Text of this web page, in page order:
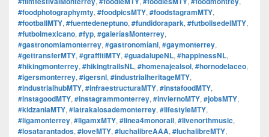
#foodphotographymty, #foodpicsMTY, #foodstagramMTY,
#footballMTY, #fuentedeneptuno, #fundidorapark, #futbolisedelMTY,
#futbolmexicano, #fyp, #galeríasMonterrey,
#gastronomiamonterrey, #gastronomíanl, #gaymonterrey,
#gettransferMTY, #graffitiMTY, #guadalupeNL, #happinessNL,
#hikingmonterrey, #hikingtrailsNL, #homenajealsol, #hornodelaceo,
#igersmonterrey, #igersnl, #industrialheritageMTY,
#industrialhubMTY, #infraestructuraMTY, #instafoodMTY,
#instagoodMTY, #instagrammonterrey, #inviernoMTY, #jobsMTY,
#kidzaniaMTY, #latrakalosademonterrey, #lifestyleMTY,
#ligamonterrey, #ligamxMTY, #linea4monorail, #livenorthmusic,
#losatarantados, #loveMTY, #luchalibreAAA, #luchalibreMTY,